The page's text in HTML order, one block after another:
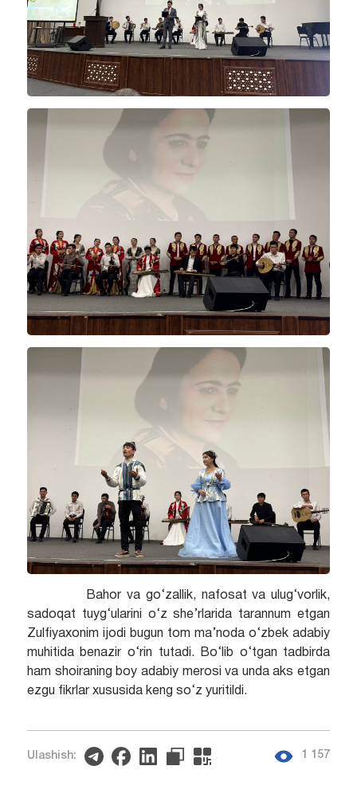
Bahor va go‘zallik, nafosat va ulug‘vorlik,
sadoqat tuyg‘ularini o‘z she’rlarida tarannum etgan
Zulfiyaxonim ijodi bugun tom ma’noda o‘zbek adabiy
muhitida benazir o‘rin tutadi. Bo‘lib o‘tgan tadbirda
ham shoiraning boy adabiy merosi va unda aks etgan
ezgu fikrlar xususida keng so‘z yuritildi.
Ulashish: 1 157